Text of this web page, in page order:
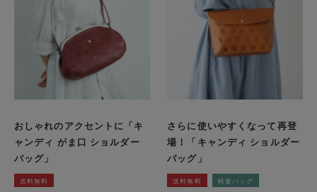
おしゃれのアクセントに「キ
ャンディ がま口 ショルダー
バッグ」
送料無料
さらに使いやすくなって再登
場！「キャンディ ショルダー
バッグ」
送料無料 軽量バッグ